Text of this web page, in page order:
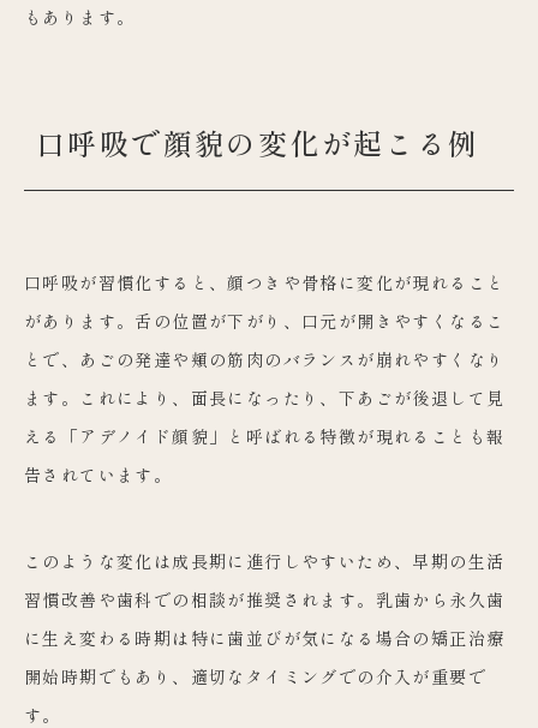
もあります。
口呼吸で顔貌の変化が起こる例
口呼吸が習慣化すると、顔つきや骨格に変化が現れること
があります。舌の位置が下がり、口元が開きやすくなるこ
とで、あごの発達や頬の筋肉のバランスが崩れやすくなり
ます。これにより、面長になったり、下あごが後退して見
える「アデノイド顔貌」と呼ばれる特徴が現れることも報
告されています。
このような変化は成長期に進行しやすいため、早期の生活
習慣改善や歯科での相談が推奨されます。乳歯から永久歯
に生え変わる時期は特に歯並びが気になる場合の矯正治療
開始時期でもあり、適切なタイミングでの介入が重要で
す。